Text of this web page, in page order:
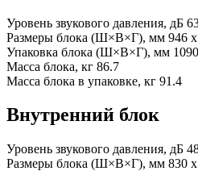
Уровень звукового давления, дБ
Размеры блока (Ш×В×Г), мм 946
Упаковка блока (Ш×В×Г), мм
Масса блока, кг 86.7
Масса блока в упаковке, кг 91.4
Внутренний блок
Уровень звукового давления, дБ
Размеры блока (Ш×В×Г), мм 830